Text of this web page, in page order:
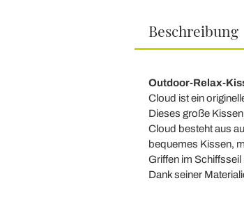
Beschreibung
Outdoor-Relax-
Cloud ist ein
Dieses große
Cloud besteht aus
bequemes Kissen,
Griffen im Schiffsseil
Dank seiner